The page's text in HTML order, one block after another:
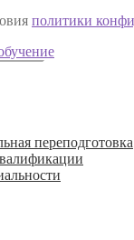
политики
переподготовка